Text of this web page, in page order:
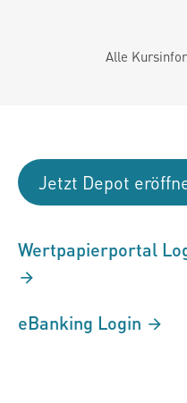
Alle
Jetzt Depot
Wertpapierportal
eBanking Login